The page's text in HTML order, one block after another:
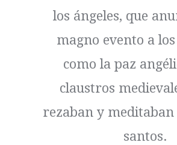
los ángeles, que
magno evento a
como la paz
claustros
rezaban y meditaban
santos.